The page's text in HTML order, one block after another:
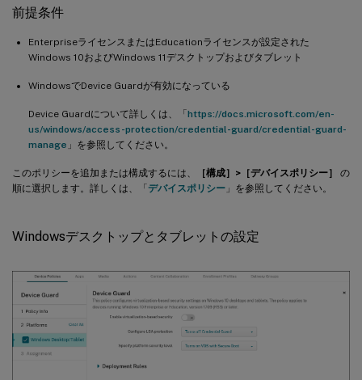
前提条件
EnterpriseライセンスまたはEducationライセンスが設定された
Windows 10およびWindows 11デスクトップおよびタブレット
WindowsでDevice Guardが有効になっている
Device Guardについて詳しくは、「https://docs.microsoft.com/en-
us/windows/access-protection/credential-guard/credential-guard-
manage 」を参照してください。
このポリシーを追加または構成するには、 ［構成］>［デバイスポリシー］
の
順に選択します。詳しくは、「デバイスポリシー 」を参照してください。
Windowsデスクトップとタブレットの設定